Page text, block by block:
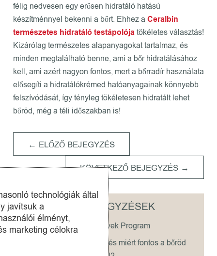
félig nedvesen egy erősen hidratáló hatású
készítménnyel bekenni a bőrt. Ehhez a Ceralbin
természetes hidratáló testápolójatökéletes választás!
Kizárólag természetes alapanyagokat tartalmaz, és
minden megtalálható benne, ami a bőr hidratálásához
kell, ami azért nagyon fontos, mert a bőrradír használata
elősegíti a hidratálókrémed hatóanyagainak könnyebb
felszívódását, így tényleg tökéletesen hidratált lehet
bőröd, még a téli időszakban is!
← ELŐZŐ BEJEGYZÉS
KÖVETKEZŐ BEJEGYZÉS →
LEGUTÓBBI BEJEGYZÉSEK
Ceralbin Valódi Vélemények Program
Mi az epidermális barrier, és miért fontos a bőröd
technológiák által
javítsuk a
élményt,
marketing célokra